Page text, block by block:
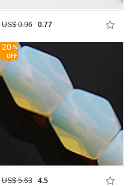
US$ 0.96 0.77
20
US$ 5.63 4.5